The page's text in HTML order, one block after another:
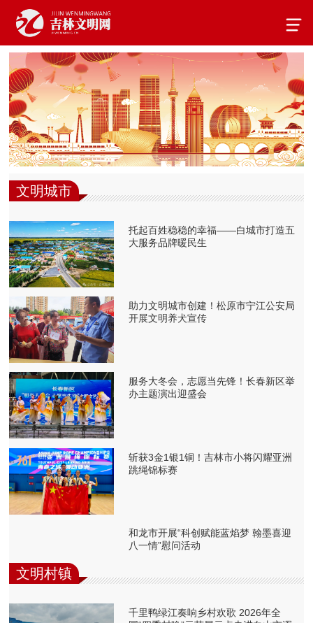
文明城市
托起百姓稳稳的幸福——白城市打造五
大服务品牌暖民生
助力文明城市创建！松原市宁江公安局
开展文明养犬宣传
服务大冬会，志愿当先锋！长春新区举
办主题演出迎盛会
斩获3金1银1铜！吉林市小将闪耀亚洲
跳绳锦标赛
和龙市开展“科创赋能蓝焰梦 翰墨喜迎
八一情”慰问活动
文明村镇
千里鸭绿江奏响乡村欢歌 2026年全